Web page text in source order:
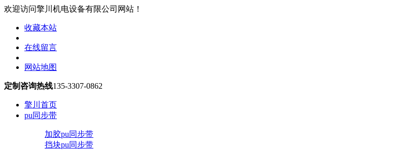
欢迎访问擎川机电设备有限公司网站！
收藏本站
在线留言
网站地图
定制咨询热线135-3307-0862
擎川首页
pu同步带
加胶pu同步带
挡块pu同步带